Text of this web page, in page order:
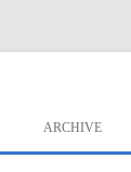
ARCHIVE